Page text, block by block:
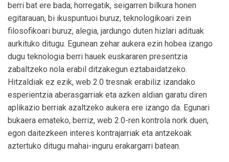
berri bat ere bada; horregatik, seigarren bilkura honen
egitarauan, bi ikuspuntuoi buruz, teknologikoari zein
filosofikoari buruz, alegia, jardungo duten hizlari adituak
aurkituko ditugu. Egunean zehar aukera ezin hobea izango
dugu teknologia berri hauek euskararen presentzia
zabaltzeko nola erabil ditzakegun eztabaidatzeko.
Hitzaldiak ez ezik, web 2.0 tresnak erabiliz izandako
esperientzia aberasgarriak eta azken aldian garatu diren
aplikazio berriak azaltzeko aukera ere izango da. Egunari
bukaera emateko, berriz, web 2.0-ren kontrola nork duen,
egon daitezkeen interes kontrajarriak eta antzekoak
aztertuko ditugu mahai-inguru erakargarri batean.